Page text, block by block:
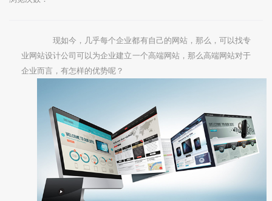
现如今，几乎每个企业都有自己的网站，那么，可以找专
业网站设计公司可以为企业建立一个高端网站，那么高端网站对于
企业而言，有怎样的优势呢？